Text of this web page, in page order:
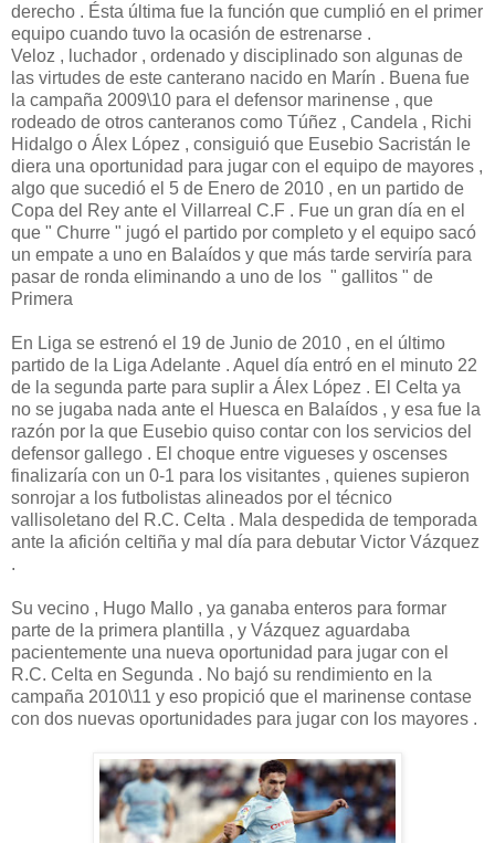
derecho . Ésta última fue la función que cumplió en el primer
equipo cuando tuvo la ocasión de estrenarse .
Veloz , luchador , ordenado y disciplinado son algunas de
las virtudes de este canterano nacido en Marín . Buena fue
la campaña 2009\10 para el defensor marinense , que
rodeado de otros canteranos como Túñez , Candela , Richi
Hidalgo o Álex López , consiguió que Eusebio Sacristán le
diera una oportunidad para jugar con el equipo de mayores ,
algo que sucedió el 5 de Enero de 2010 , en un partido de
Copa del Rey ante el Villarreal C.F . Fue un gran día en el
que " Churre " jugó el partido por completo y el equipo sacó
un empate a uno en Balaídos y que más tarde serviría para
pasar de ronda eliminando a uno de los " gallitos " de
Primera
En Liga se estrenó el 19 de Junio de 2010 , en el último
partido de la Liga Adelante . Aquel día entró en el minuto 22
de la segunda parte para suplir a Álex López . El Celta ya
no se jugaba nada ante el Huesca en Balaídos , y esa fue la
razón por la que Eusebio quiso contar con los servicios del
defensor gallego . El choque entre vigueses y oscenses
finalizaría con un 0-1 para los visitantes , quienes supieron
sonrojar a los futbolistas alineados por el técnico
vallisoletano del R.C. Celta . Mala despedida de temporada
ante la afición celtiña y mal día para debutar Victor Vázquez
.
Su vecino , Hugo Mallo , ya ganaba enteros para formar
parte de la primera plantilla , y Vázquez aguardaba
pacientemente una nueva oportunidad para jugar con el
R.C. Celta en Segunda . No bajó su rendimiento en la
campaña 2010\11 y eso propició que el marinense contase
con dos nuevas oportunidades para jugar con los mayores .